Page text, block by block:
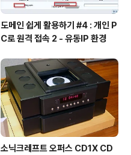
도메인 쉽게 활용하기 #4 : 개인 P
C로 원격 접속 2 - 유동IP 환경
소닉크레프트 오퍼스 CD1X CD